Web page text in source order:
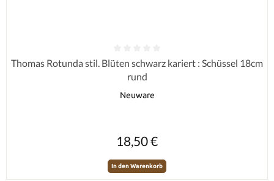
Durchschnittliche Bewertung von 0 von 5 Sternen
Thomas Rotunda stil. Blüten schwarz kariert : Schüssel 18cm
rund
Neuware
18,50 €
In den Warenkorb